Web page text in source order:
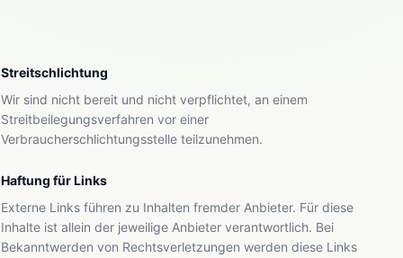
Streitschlichtung
Wir sind nicht bereit und nicht verpflichtet, an einem
Streitbeilegungsverfahren vor einer
Verbraucherschlichtungsstelle teilzunehmen.
Haftung für Links
Externe Links führen zu Inhalten fremder Anbieter. Für diese
Inhalte ist allein der jeweilige Anbieter verantwortlich. Bei
Bekanntwerden von Rechtsverletzungen werden diese Links